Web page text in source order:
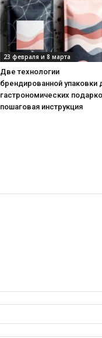
23 февраля и 8 марта
Две технологии
брендированной упаковки
гастрономических
пошаговая инструкция